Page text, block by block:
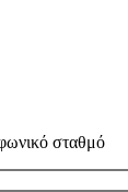
σταθμό